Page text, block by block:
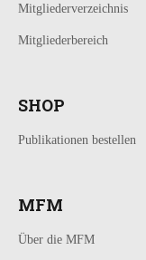
Mitgliederverzeichnis
Mitgliederbereich
SHOP
Publikationen bestellen
MFM
Über die MFM